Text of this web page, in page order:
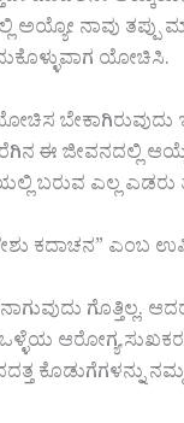
ನಾವು ತಪ್ಪು
ಯೋಚಿಸಿ.
ಈ ಜೀವನದಲ್ಲಿ
ಬರುವ ಎಲ್ಲ ಎಡರು
ಕದಾಚನ” ಎಂಬ
ಆರೋಗ್ಯ,ಸುಖಕರ
ಕೊಡುಗೆಗಳನ್ನು